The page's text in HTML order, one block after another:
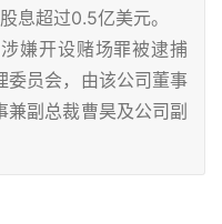
息超过0.5亿美元。
嫌开设赌场罪被逮捕
委员会，由该公司董事
副总裁曹昊及公司副